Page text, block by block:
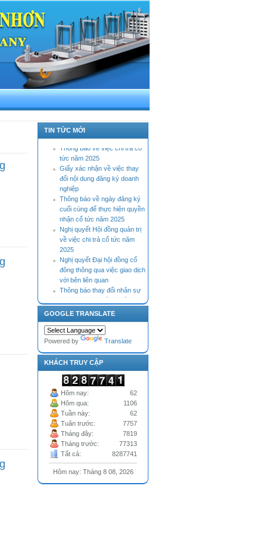
TIN TỨC MỚI
công ty bán niên năm 2026
Thông báo tỷ lệ sở hữu nước
ngoài tối đa
Thông báo về việc chi trả cổ
tức năm 2025
Giấy xác nhận về việc thay
đổi nội dung đăng ký doanh
nghiệp
Thông báo về ngày đăng ký
cuối cùng để thực hiện quyền
nhận cổ tức năm 2025
Nghị quyết Hội đồng quản trị
về việc chi trả cổ tức năm
2025
Nghị quyết Đại hội đồng cổ
đông thông qua việc giao dịch
với bên liên quan
Thông báo thay đổi nhân sự
Tài liệu Đại hội đồng cổ đông
thường niên năm 2026 (bản
cập nhật điều chỉnh, bổ sung
theo Nghị quyết HĐQT)
Thông báo nhận Đơn từ nhiệm
của Thành viên Hội đồng quản
trị
GOOGLE TRANSLATE
Powered by Translate
KHÁCH TRUY CẬP
Hôm nay:
62
Hôm qua:
1106
Tuần này:
62
Tuân trước:
7757
Tháng đây:
7819
Tháng trước:
77313
Tất cả:
8287741
Hôm nay: Tháng 8 08, 2026